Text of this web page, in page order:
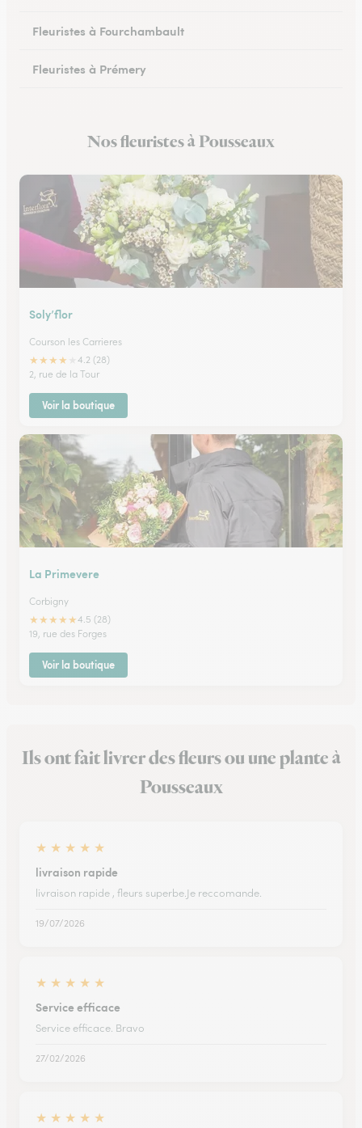
Fleuristes à Fourchambault
Fleuristes à Prémery
Fleuristes à Saint-Parize-le-Châtel
Nos fleuristes à Pousseaux
Soly’flor
Courson les Carrieres
★★★★
4.2 (28)
2, rue de la Tour
Voir la boutique
La Primevere
Corbigny
★★★★★4.5 (28)
19, rue des Forges
Voir la boutique
Ils ont fait livrer des fleurs ou une plante à
Pousseaux
★ ★ ★ ★ ★
livraison rapide
livraison rapide , fleurs superbe.Je reccomande.
19/07/2026
★ ★ ★ ★ ★
Service efficace
Service efficace. Bravo
27/02/2026
★ ★ ★ ★ ★